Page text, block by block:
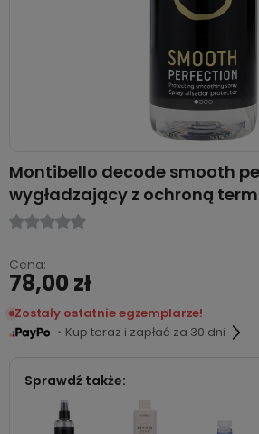
Montibello decode smooth
wygładzający z ochroną
Cena:
78,00 zł
Zostały ostatnie egzemplarze!
・Kup teraz i zapłać za 30 dni
Sprawdź także: